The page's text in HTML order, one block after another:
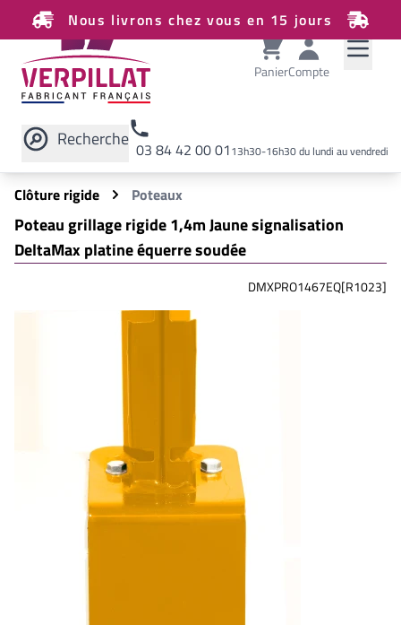
Nous livrons chez vous en 15 jours
PanierCompte
Recherche 03 84 42 00 0113h30-16h30 du lundi au vendredi
Rechercher sur le site
Clôture rigide
Poteaux
Poteau grillage rigide 1,4m Jaune signalisation
DeltaMax platine équerre soudée
DMXPRO1467EQ[R1023]